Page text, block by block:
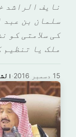
نایف الراشد
سلمان بن عبد
کی سلامتی کو
ملک یا
· 15 دسمبر 2016